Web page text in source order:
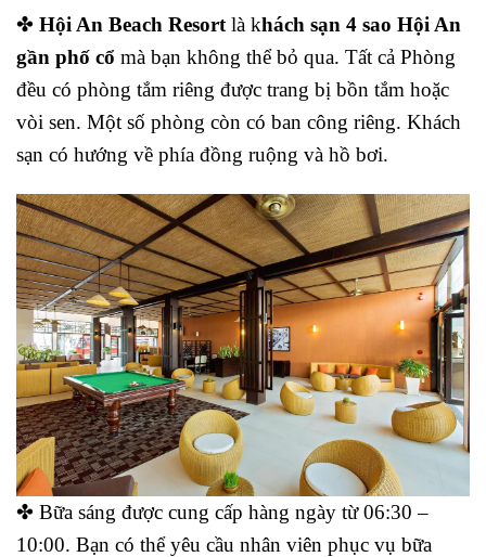
✤ Hội An Beach Resort là khách sạn 4 sao Hội An
gần phố cổ mà bạn không thể bỏ qua. Tất cả Phòng
đều có phòng tắm riêng được trang bị bồn tắm hoặc
vòi sen. Một số phòng còn có ban công riêng. Khách
sạn có hướng về phía đồng ruộng và hồ bơi.
✤ Bữa sáng được cung cấp hàng ngày từ 06:30 –
10:00. Bạn có thể yêu cầu nhân viên phục vụ bữa